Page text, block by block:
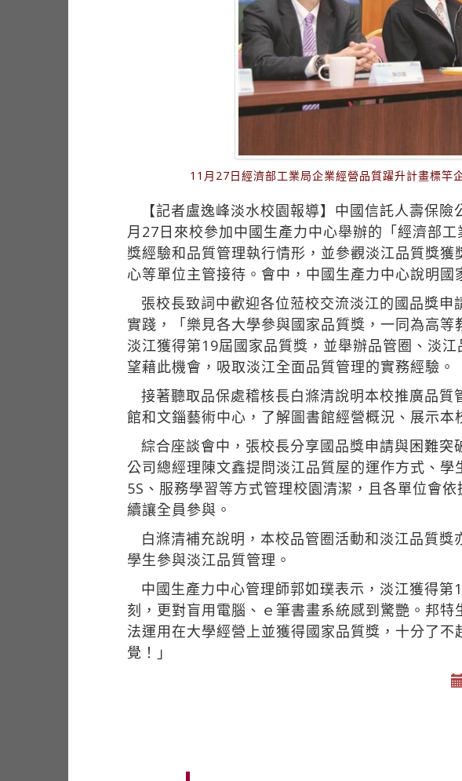
11月27日經濟部工業局企業經營品質躍升計畫標竿
【記者盧逸峰淡水校園報導】中國信託人壽保
月27日來校參加中國生產力中心舉辦的「經濟部
獎經驗和品質管理執行情形，並參觀淡江品質獎
心等單位主管接待。會中，中國生產力中心說明
張校長致詞中歡迎各位蒞校交流淡江的國品獎
實踐，「樂見各大學參與國家品質獎，一同為高
淡江獲得第19屆國家品質獎，並舉辦品管圈、淡
望藉此機會，吸取淡江全面品質管理的實務經驗。
接著聽取品保處稽核長白滌清說明本校推廣品
館和文錙藝術中心，了解圖書館經營概況、展示
綜合座談會中，張校長分享國品獎申請與困難
公司總經理陳文鑫提問淡江品質屋的運作方式、
5S、服務學習等方式管理校園清潔，且各單位會
續讓全員參與。
白滌清補充說明，本校品管圈活動和淡江品質
學生參與淡江品質管理。
中國生產力中心管理師郭如璞表示，淡江獲得
刻，更對盲用電腦、ｅ筆書畫系統感到驚艷。邦
法運用在大學經營上並獲得國家品質獎，十分了
覺！」